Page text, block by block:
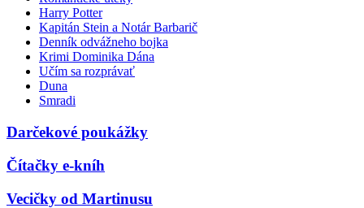
Harry Potter
Kapitán Stein a Notár Barbarič
Denník odvážneho bojka
Krimi Dominika Dána
Učím sa rozprávať
Duna
Smradi
Darčekové poukážky
Čítačky e-kníh
Vecičky od Martinusu